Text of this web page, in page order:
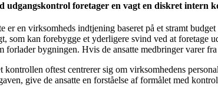
udgangskontrol foretager en vagt en diskret intern
er en virksomheds indtjening baseret på et stramt
som kan forebygge et yderligere svind ved at foretage
forlader bygningen. Hvis de ansatte medbringer varer
kontrollen oftest centrerer sig om virksomhedens
give de ansatte en forståelse af formålet med